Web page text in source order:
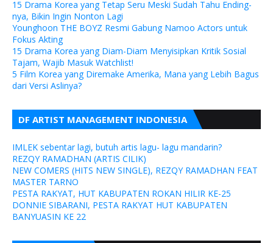
15 Drama Korea yang Tetap Seru Meski Sudah Tahu Ending-
nya, Bikin Ingin Nonton Lagi
Younghoon THE BOYZ Resmi Gabung Namoo Actors untuk
Fokus Akting
15 Drama Korea yang Diam-Diam Menyisipkan Kritik Sosial
Tajam, Wajib Masuk Watchlist!
5 Film Korea yang Diremake Amerika, Mana yang Lebih Bagus
dari Versi Aslinya?
DF ARTIST MANAGEMENT INDONESIA
IMLEK sebentar lagi, butuh artis lagu- lagu mandarin?
REZQY RAMADHAN (ARTIS CILIK)
NEW COMERS (HITS NEW SINGLE), REZQY RAMADHAN FEAT
MASTER TARNO
PESTA RAKYAT, HUT KABUPATEN ROKAN HILIR KE-25
DONNIE SIBARANI, PESTA RAKYAT HUT KABUPATEN
BANYUASIN KE 22